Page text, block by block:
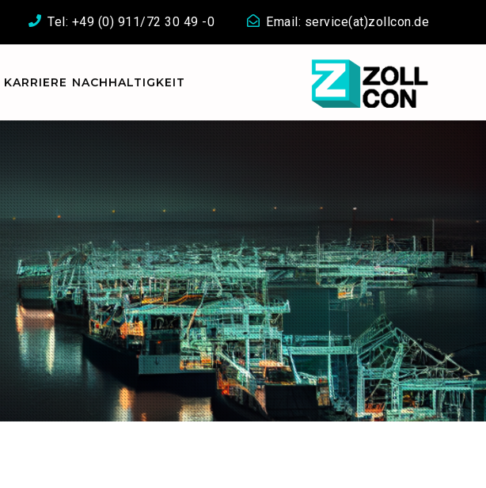
Tel: +49 (0) 911/72 30 49 -0 Email: service(at)zollcon.de
KARRIERE NACHHALTIGKEIT